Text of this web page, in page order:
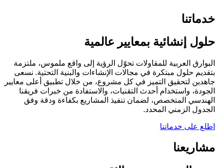
خدماتنا
حلول إنشائية بمعايير عالمية
البوارق العربية للمقاولات تحوّل الرؤية إلى واقع ملموس، ملتزمة
بتقديم حلول مبتكرة في مجالات الإنشاءات والبنية التحتية. نسعى
جاهدين لتحقيق التميز في كل مشروع، من خلال تطبيق أعلى معايير
الجودة، واستخدام أحدث التقنيات، والاستفادة من خبرات فريقنا
الهندسي المتخصص، لضمان تنفيذ المشاريع بكفاءة ودقة وفق
الجدول الزمني المحدد.
اطلع على خدماتنا
مشاريعنا